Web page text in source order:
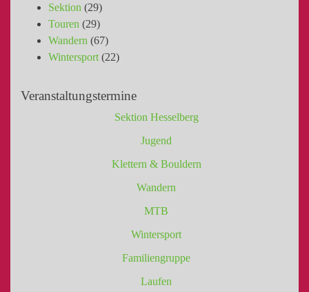
Sektion (29)
Touren (29)
Wandern (67)
Wintersport (22)
Veranstaltungstermine
Sektion Hesselberg
Jugend
Klettern & Bouldern
Wandern
MTB
Wintersport
Familiengruppe
Laufen